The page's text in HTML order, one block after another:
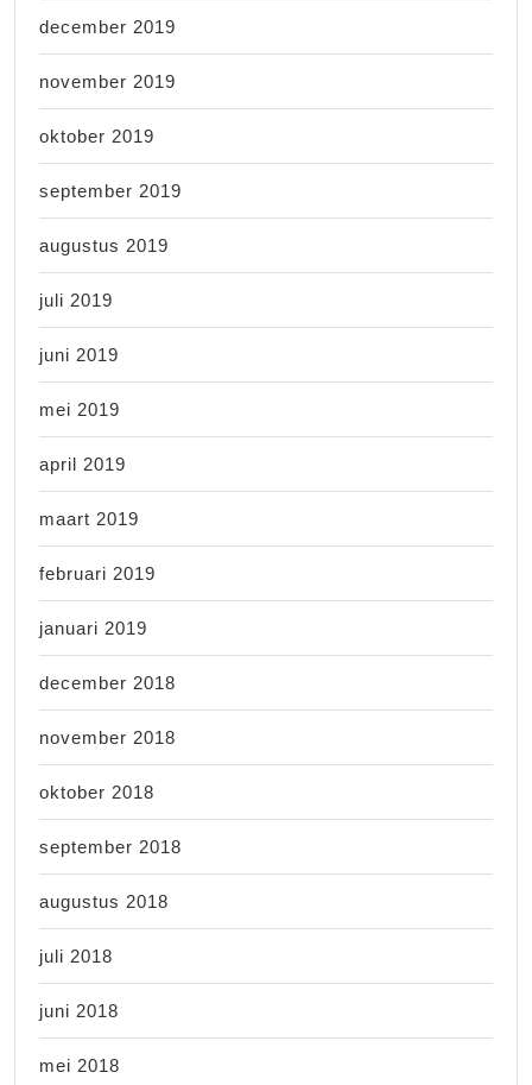
december 2019
november 2019
oktober 2019
september 2019
augustus 2019
juli 2019
juni 2019
mei 2019
april 2019
maart 2019
februari 2019
januari 2019
december 2018
november 2018
oktober 2018
september 2018
augustus 2018
juli 2018
juni 2018
mei 2018